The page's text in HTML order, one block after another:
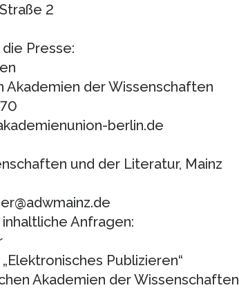
2
Presse:
Akademien der Wissenschaften
berlin.de
und der Literatur, Mainz
Anfragen:
Publizieren“
Akademien der Wissenschaften